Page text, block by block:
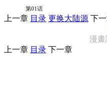
第01话
上一章 目录 更换大陆源 下
漫畫
上一章 目录 下一章